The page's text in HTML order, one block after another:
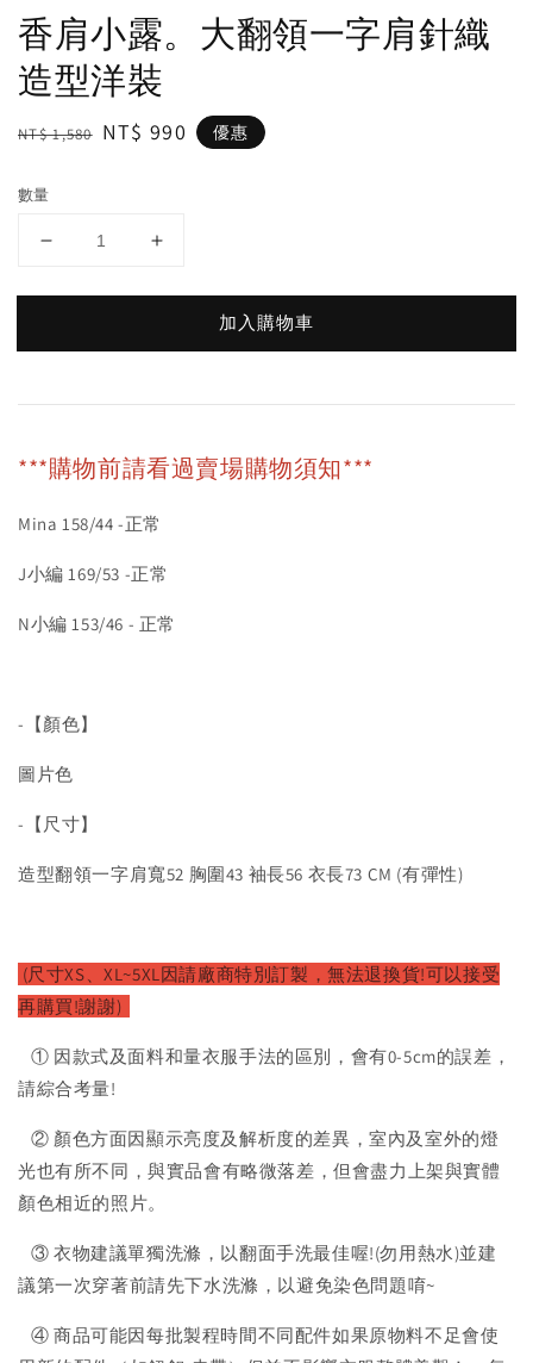
香肩小露。大翻領一字肩針織
造型洋裝
Regular
NT$ 1,580 Sale
NT$ 990 優惠
數量
加入購物車
***購物前請看過賣場購物須知***
Mina 158/44 -正常
J小編 169/53 -正常
N小編 153/46 - 正常
-【顏色】
圖片色
-【尺寸】
造型翻領一字肩寬52 胸圍43 袖長56 衣長73 CM (有彈性)
(尺寸XS、XL~5XL因請廠商特別訂製，無法退換貨!可以接受
再購買!謝謝)
① 因款式及面料和量衣服手法的區別，會有0-5cm的誤差，
請綜合考量!
② 顏色方面因顯示亮度及解析度的差異，室內及室外的燈
光也有所不同，與實品會有略微落差，但會盡力上架與實體
顏色相近的照片。
③ 衣物建議單獨洗滌，以翻面手洗最佳喔!(勿用熱水)並建
議第一次穿著前請先下水洗滌，以避免染色問題唷~
④ 商品可能因每批製程時間不同配件如果原物料不足會使